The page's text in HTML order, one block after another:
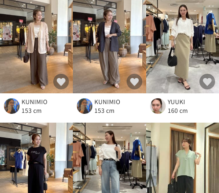
KUNIMIO
153 cm
KUNIMIO
153 cm
YUUKI
160 cm